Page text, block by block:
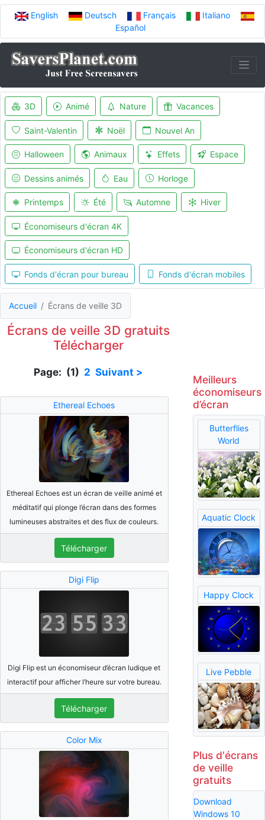
English Deutsch Français
Italiano
Español
3D Animé Nature Vacances
Saint-Valentin Noël Nouvel An
Halloween Animaux Effets Espace
Dessins animés Eau Horloge
Printemps Été Automne Hiver
Économiseurs d'écran 4K
Économiseurs d'écran HD
Fonds d'écran pour bureau Fonds d'écran mobiles
Accueil Écrans de veille 3D
Écrans de veille 3D gratuits
Télécharger
Page: (1) 2 Suivant >
Ethereal Echoes
Ethereal Echoes est un écran de veille animé et
méditatif qui plonge l’écran dans des formes
lumineuses abstraites et des flux de couleurs.
Télécharger
Digi Flip
Digi Flip est un économiseur d’écran ludique et
interactif pour afficher l’heure sur votre bureau.
Télécharger
Color Mix
Meilleurs
économiseurs
d’écran
Butterflies
World
Aquatic Clock
Happy Clock
Live Pebble
Plus d'écrans
de veille
gratuits
Download
Windows 10